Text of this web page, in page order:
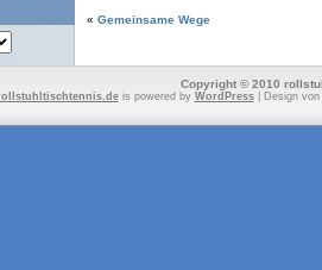
« Gemeinsame Wege
Copyright © 2010
is powered by WordPress| Design von